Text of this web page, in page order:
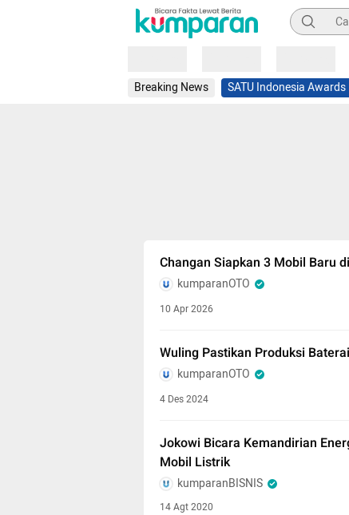
Pencarian
Breaking News SATU Indonesia Awards
Changan Siapkan 3 Mobil Baru
kumparanOTO
10 Apr 2026
Wuling Pastikan Produksi
kumparanOTO
4 Des 2024
Jokowi Bicara Kemandirian
Mobil Listrik
kumparanBISNIS
14 Agt 2020